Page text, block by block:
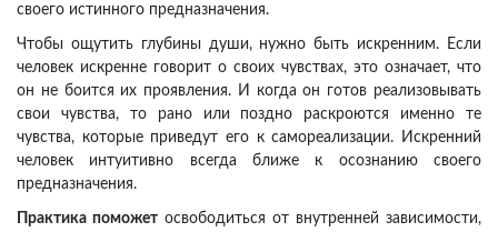
своего истинного предназначения.
Чтобы ощутить глубины души, нужно быть искренним. Если
человек искренне говорит о своих чувствах, это означает, что
он не боится их проявления. И когда он готов реализовывать
свои чувства, то рано или поздно раскроются именно те
чувства, которые приведут его к самореализации. Искренний
человек интуитивно всегда ближе к осознанию своего
предназначения.
Практика поможет освободиться от внутренней зависимости,